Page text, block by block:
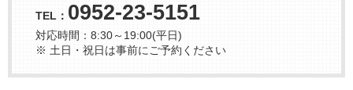
TEL： 0952-23-5151
対応時間： 8:30～19:00(平日)
※ 土日・祝日は事前にご予約ください